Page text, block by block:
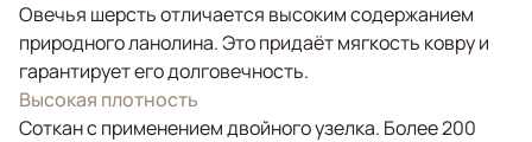
Овечья шерсть отличается высоким содержанием
природного ланолина. Это придаёт мягкость ковру и
гарантирует его долговечность.
Высокая плотность
Соткан с применением двойного узелка. Более 200